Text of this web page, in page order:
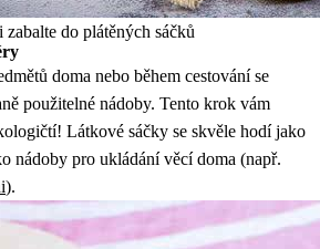
zabalte do plátěných sáčků
doma nebo během cestování se
použitelné nádoby. Tento krok vám
Látkové sáčky se skvěle hodí jako
nádoby pro ukládání věcí doma (např.
).